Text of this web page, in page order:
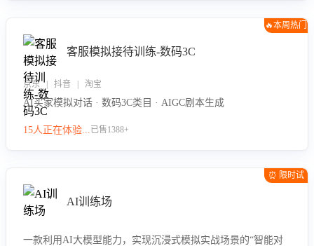
🔥本周热门
客服模拟接待训练-数码3C
京东 | 抖音 | 淘宝
AI买家模拟对话 · 数码3C类目 · AIGC剧本生成
15人正在体验...已售1388+
⏰ 限时试
AI训练场
一款利用AI大模型能力，实现沉浸式模拟实战场景的“智能对